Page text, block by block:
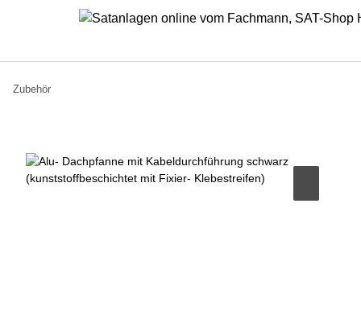
Zubehör